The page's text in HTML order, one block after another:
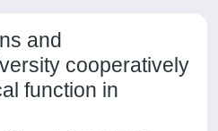
and
cooperatively
function in